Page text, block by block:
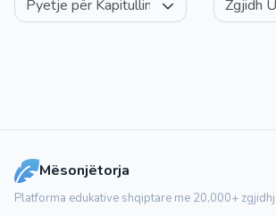
Mësonjëtorja
Platforma edukative shqiptare me 20,000+